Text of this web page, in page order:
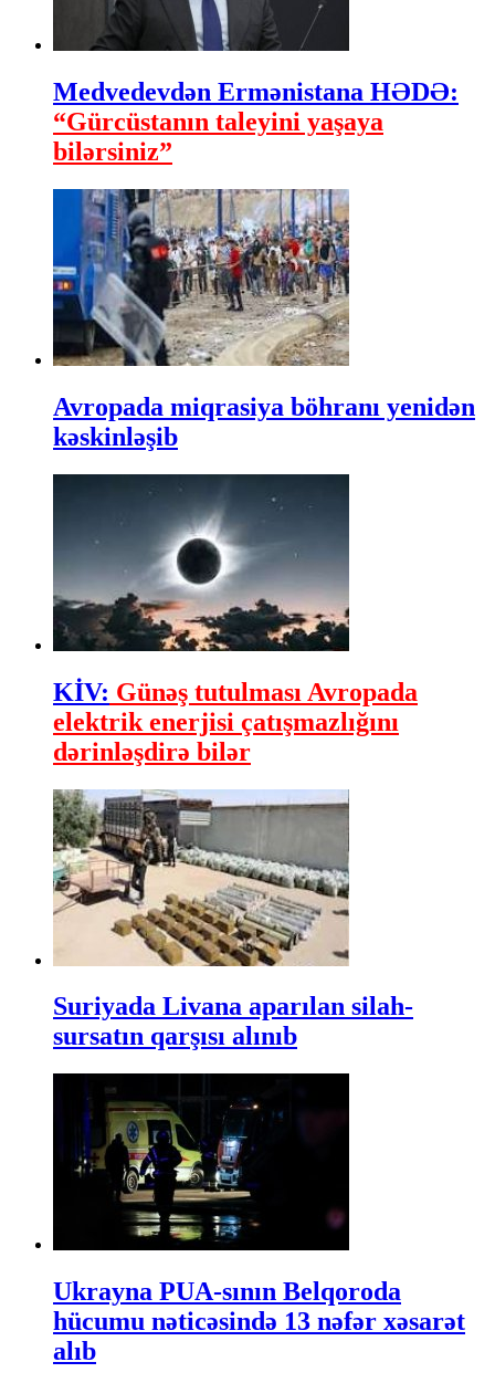
Medvedevdən Ermənistana HƏDƏ:
“Gürcüstanın taleyini yaşaya
bilərsiniz”
Avropada miqrasiya böhranı yenidən
kəskinləşib
KİV: Günəş tutulması Avropada
elektrik enerjisi çatışmazlığını
dərinləşdirə bilər
Suriyada Livana aparılan silah-
sursatın qarşısı alınıb
Ukrayna PUA-sının Belqoroda
hücumu nəticəsində 13 nəfər xəsarət
alıb